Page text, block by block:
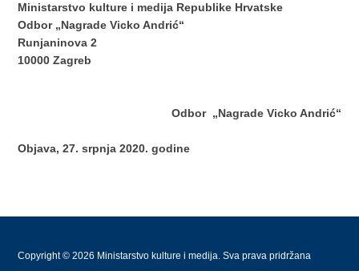
Ministarstvo kulture i medija Republike Hrvatske
Odbor „Nagrade Vicko Andrić“
Runjaninova 2
10000 Zagreb
Odbor „Nagrade Vicko Andrić“
Objava, 27. srpnja 2020. godine
Copyright © 2026 Ministarstvo kulture i medija. Sva prava pridržana